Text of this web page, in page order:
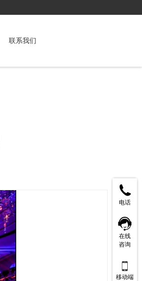
联系我们
电话
在线
咨询

移动端